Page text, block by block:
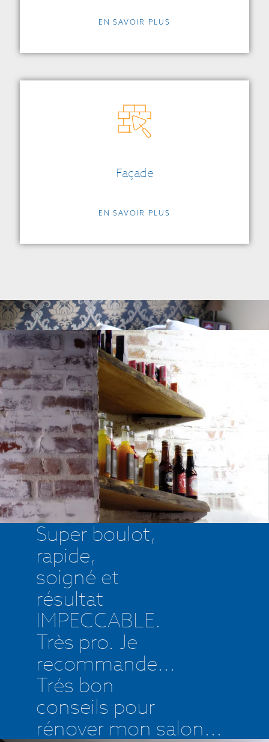
EN SAVOIR PLUS
Façade
EN SAVOIR PLUS
Super boulot,
rapide,
soigné et
résultat
IMPECCABLE.
Très pro. Je
recommande...
Trés bon
conseils pour
rénover mon salon...